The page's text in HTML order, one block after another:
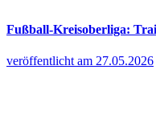
Fußball-Kreisoberliga:
veröffentlicht am 27.05.2026